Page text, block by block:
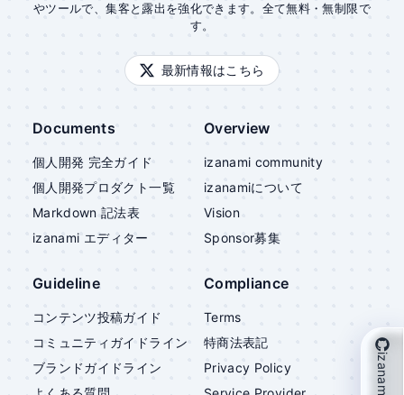
やツールで、集客と露出を強化できます。全て無料・無制限で
す。
最新情報はこちら
Documents
個人開発 完全ガイド
個人開発プロダクト一覧
Markdown 記法表
izanami エディター
Overview
izanami community
izanamiについて
Vision
Sponsor募集
Guideline
コンテンツ投稿ガイド
コミュニティガイドライン
ブランドガイドライン
Compliance
Terms
特商法表記
Privacy Policy